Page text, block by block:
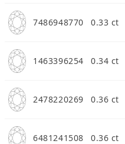
7486948770 0.33 ct
1463396254 0.34 ct
2478220269 0.36 ct
6481241508 0.36 ct